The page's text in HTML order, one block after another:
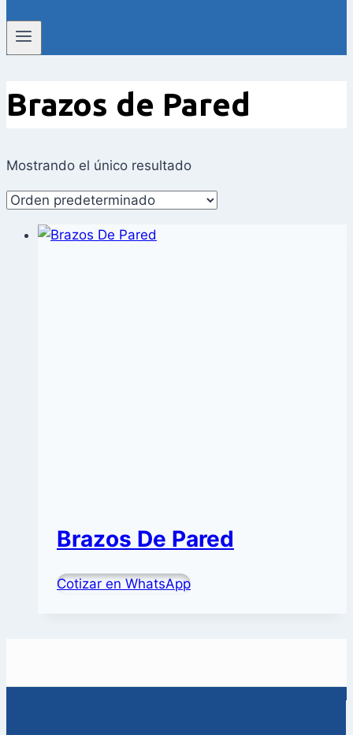
Brazos de Pared
Mostrando el único resultado
Brazos De Pared
Cotizar en WhatsApp